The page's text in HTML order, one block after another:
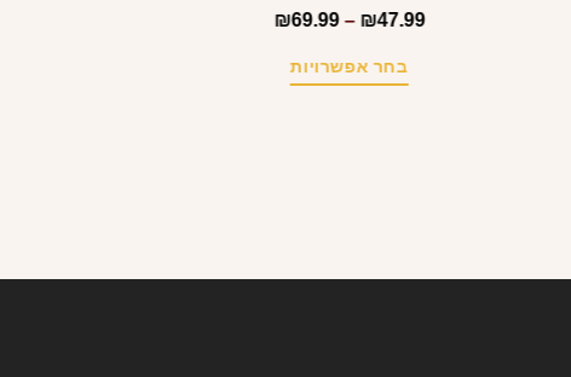
₪47.99
–
₪69.99
בחר אפשרויות